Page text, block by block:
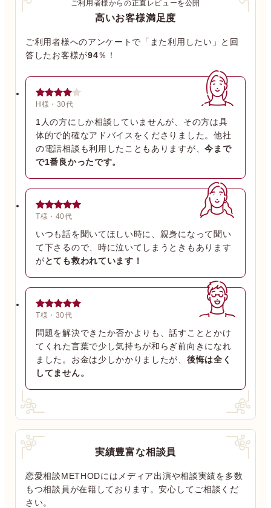
ご利用者様からの正直レビューを公開
高いお客様満足度
ご利用者様へのアンケートで「また利用したい」と回
答したお客様が94％！
H様・30代
1人の方にしか相談していませんが、その方は具
体的で的確なアドバイスをくださりました。他社
の電話相談も利用したこともありますが、今まで
で1番良かったです。
T様・40代
いつも話を聞いてほしい時に、親身になって聞い
て下さるので、時に泣いてしまうときもあります
がとても救われています！
T様・30代
問題を解決できたか否かよりも、話すこととかけ
てくれた言葉で少し気持ちが和らぎ前向きになれ
ました。お金は少しかかりましたが、 後悔は全く
してません。
実績豊富な相談員
恋愛相談METHODにはメディア出演や相談実績を多数
もつ相談員が在籍しております。安心してご相談くだ
さい。